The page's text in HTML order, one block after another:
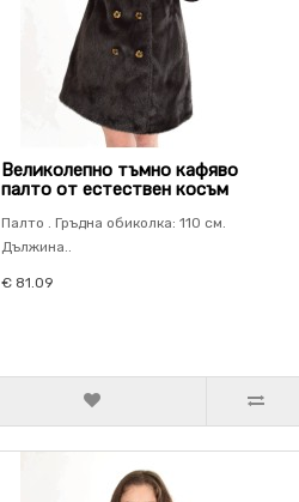
Великолепно тъмно кафяво
палто от естествен косъм
Палто . Гръдна обиколка: 110 см.
Дължина..
€ 81.09